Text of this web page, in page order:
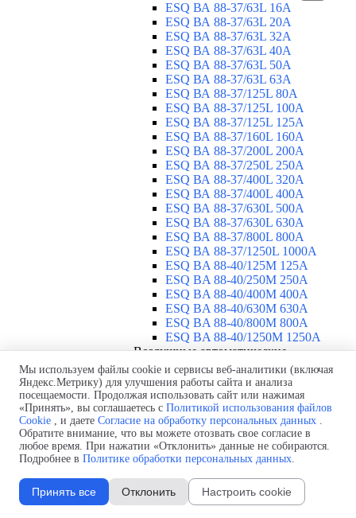
ESQ ВА 88-37/63L 16A
ESQ ВА 88-37/63L 20A
ESQ ВА 88-37/63L 32A
ESQ ВА 88-37/63L 40A
ESQ ВА 88-37/63L 50A
ESQ ВА 88-37/63L 63A
ESQ ВА 88-37/125L 80A
ESQ ВА 88-37/125L 100A
ESQ ВА 88-37/125L 125A
ESQ ВА 88-37/160L 160A
ESQ ВА 88-37/200L 200A
ESQ ВА 88-37/250L 250A
ESQ ВА 88-37/400L 320A
ESQ ВА 88-37/400L 400A
ESQ ВА 88-37/630L 500A
ESQ ВА 88-37/630L 630A
ESQ ВА 88-37/800L 800A
ESQ ВА 88-37/1250L 1000A
ESQ BA 88-40/125M 125A
ESQ BA 88-40/250M 250A
ESQ BA 88-40/400M 400A
ESQ BA 88-40/630М 630A
ESQ BA 88-40/800M 800A
ESQ BA 88-40/1250М 1250A
Воздушные автоматические
выключатели
▼
ESQ ВА99-40B 3F M2C2S2 M
2500A
ESQ ВА99-40A 3F M2C2S2 М
800A
ESQ ВА99-40A 3F M2C2S2 М
630A
ESQ ВА99-40A 3F M2C2S2 М
2000A
ESQ ВА99-40A 3F M2C2S2 М
Мы используем файлы cookie и сервисы веб-аналитики (включая
Яндекс.Метрику) для улучшения работы сайта и анализа
посещаемости. Продолжая использовать сайт или нажимая
«Принять», вы соглашаетесь с Политикой использования файлов
Cookie , и даете Согласие на обработку персональных данных .
Обратите внимание, что вы можете отозвать свое согласие в
любое время. При нажатии «Отклонить» данные не собираются.
Подробнее в Политике обработки персональных данных.
Принять все Отклонить Настроить cookie